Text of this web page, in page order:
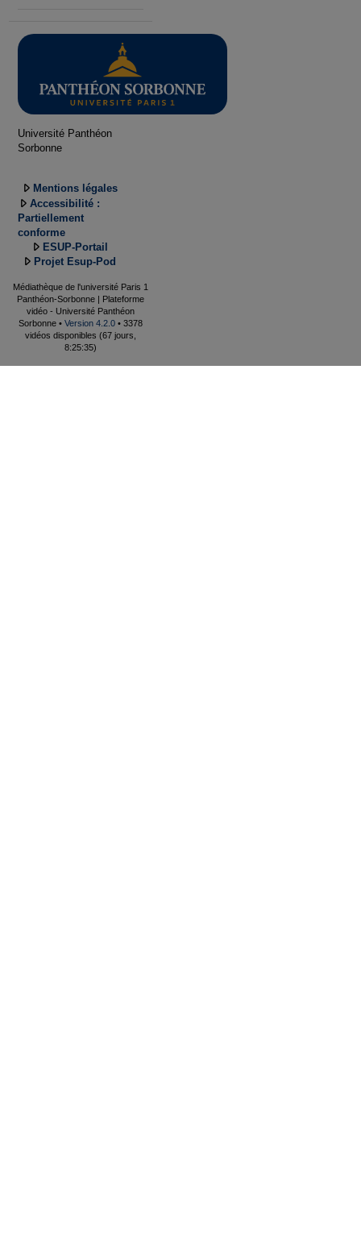
Université Panthéon
Sorbonne
Mentions légales
Accessibilité :
Partiellement
conforme
ESUP-Portail
Projet Esup-Pod
Médiathèque de l'université Paris 1
Panthéon-Sorbonne | Plateforme
vidéo - Université Panthéon
Sorbonne • Version 4.2.0 • 3378
vidéos disponibles (67 jours,
8:25:35)